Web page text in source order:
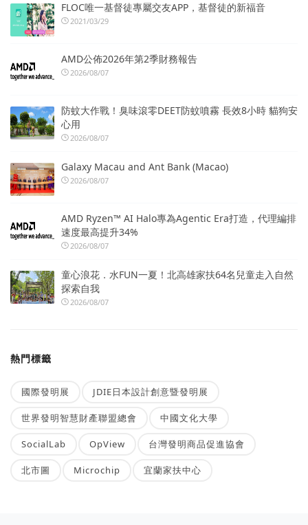
FLOC唯一基督徒專屬交友APP，基督徒的新福音
2021/03/29
AMD公佈2026年第2季財務報告
2026/08/07
防蚊大作戰！臭味滾零DEET防蚊噴霧 長效8小時 貓狗安
心用
2026/08/07
Galaxy Macau and Ant Bank (Macao)
2026/08/07
AMD Ryzen™ AI Halo專為Agentic Era打造，代理編排
速度最高提升34%
2026/08/07
童心浪花．水FUN一夏！北高雄家扶64名兒童走入自然
探索自我
2026/08/07
熱門標籤
國際發明展 JDIE日本設計創意暨發明展
世界發明智慧財產聯盟總會 中國文化大學
SocialLab OpView 台灣發明商品促進協會
北市圖 Microchip 宜蘭家扶中心